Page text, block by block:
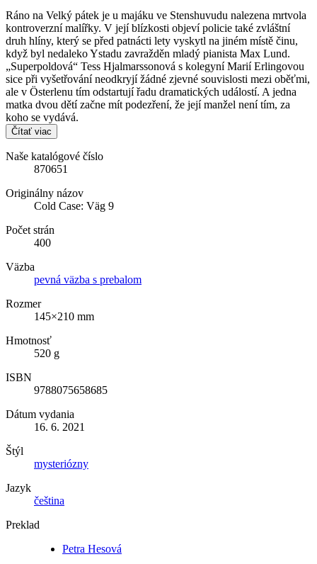
Ráno na Velký pátek je u majáku ve Stenshuvudu nalezena mrtvola
kontroverzní malířky. V její blízkosti objeví policie také zvláštní
druh hlíny, který se před patnácti lety vyskytl na jiném místě činu,
když byl nedaleko Ystadu zavražděn mladý pianista Max Lund.
„Superpoldová“ Tess Hjalmarssonová s kolegyní Marií Erlingovou
sice při vyšetřování neodkryjí žádné zjevné souvislosti mezi oběťmi,
ale v Österlenu tím odstartují řadu dramatických událostí. A jedna
matka dvou dětí začne mít podezření, že její manžel není tím, za
koho se vydává.
Čítať viac
Naše katalógové číslo
870651
Originálny názov
Cold Case: Väg 9
Počet strán
400
Väzba
pevná väzba s prebalom
Rozmer
145×210 mm
Hmotnosť
520 g
ISBN
9788075658685
Dátum vydania
16. 6. 2021
Štýl
mysteriózny
Jazyk
čeština
Preklad
Petra Hesová